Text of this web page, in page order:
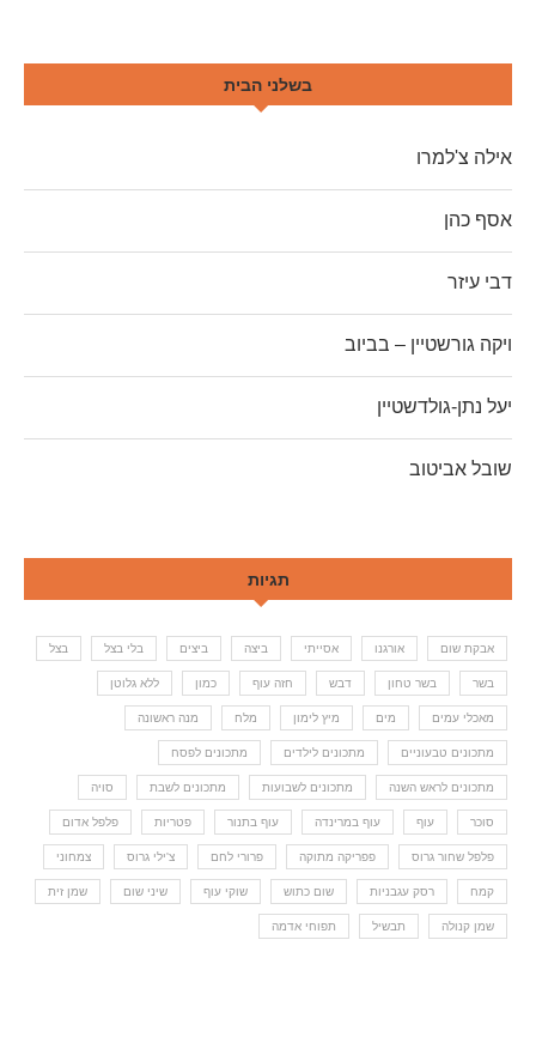
בשלני הבית
אילה צ'למרו
אסף כהן
דבי עיזר
ויקה גורשטיין – בביוב
יעל נתן-גולדשטיין
שובל אביטוב
תגיות
אבקת שום אורגנו אסייתי ביצה ביצים בלי בצל בצל
בשר בשר טחון דבש חזה עוף כמון ללא גלוטן
מאכלי עמים מים מיץ לימון מלח מנה ראשונה
מתכונים טבעוניים מתכונים לילדים מתכונים לפסח
מתכונים לראש השנה מתכונים לשבועות מתכונים לשבת סויה
סוכר עוף עוף במרינדה עוף בתנור פטריות פלפל אדום
פלפל שחור גרוס פפריקה מתוקה פרורי לחם צ'ילי גרוס צמחוני
קמח רסק עגבניות שום כתוש שוקי עוף שיני שום שמן זית
שמן קנולה תבשיל תפוחי אדמה